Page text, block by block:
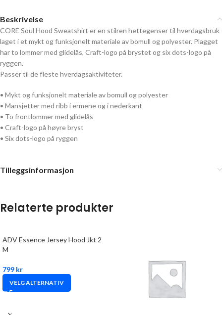
Beskrivelse
CORE Soul Hood Sweatshirt er en stilren hettegenser til hverdagsbruk
laget i et mykt og funksjonelt materiale av bomull og polyester. Plagget
har to lommer med glidelås, Craft-logo på brystet og six dots-logo på
ryggen.
Passer til de fleste hverdagsaktiviteter.
• Mykt og funksjonelt materiale av bomull og polyester
• Mansjetter med ribb i ermene og i nederkant
• To frontlommer med glidelås
• Craft-logo på høyre bryst
• Six dots-logo på ryggen
Tilleggsinformasjon
Relaterte produkter
ADV Essence Jersey Hood Jkt 2
M
799 kr
VELG ALTERNATIV